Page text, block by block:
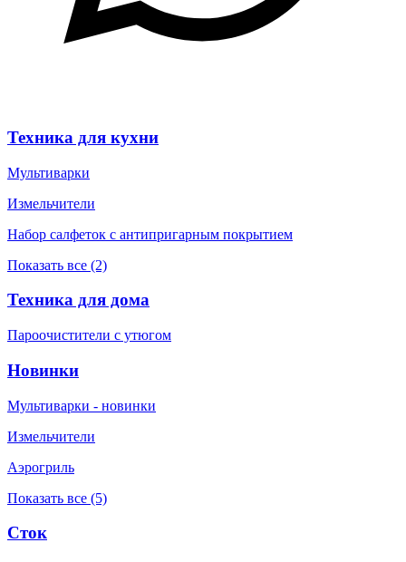
Техника для кухни
Мультиварки
Измельчители
Набор салфеток с антипригарным покрытием
Показать все (2)
Техника для дома
Пароочистители с утюгом
Новинки
Мультиварки - новинки
Измельчители
Аэрогриль
Показать все (5)
Сток